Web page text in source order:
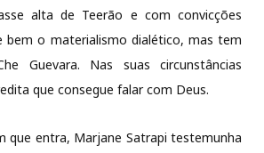
alta de Teerão e com convicções
bem o materialismo dialético, mas tem
Guevara. Nas suas circunstâncias
que consegue falar com Deus.
que entra, Marjane Satrapi testemunha